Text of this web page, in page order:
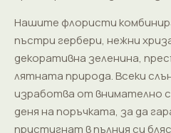
Нашите флористи
пъстри гербери, нежни
декоративна зеленина,
лятната природа. Всеки
изработва от внимателно
деня на поръчката, за да
пристигнат в пълния си